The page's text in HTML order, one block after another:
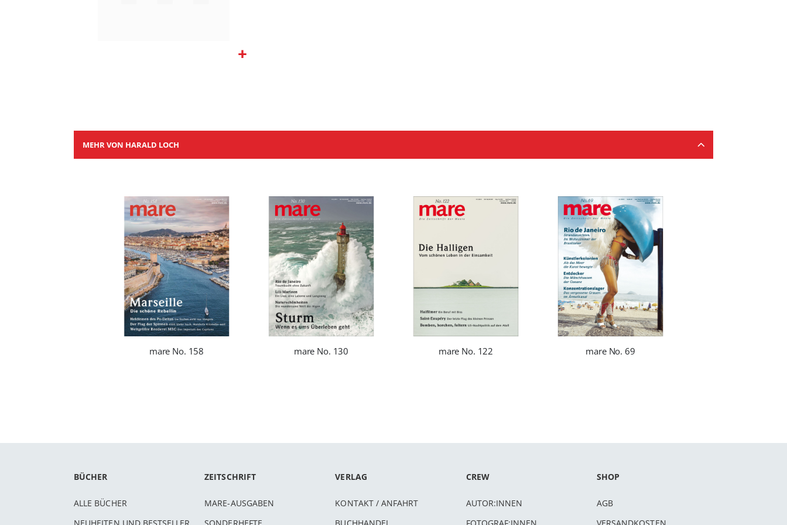
MEHR VON HARALD LOCH
mare No. 158 mare No. 130 mare No. 122 mare No. 69
BÜCHER
ALLE BÜCHER
ZEITSCHRIFT
MARE-AUSGABEN
VERLAG
KONTAKT / ANFAHRT
CREW
AUTOR:INNEN
SHOP
AGB